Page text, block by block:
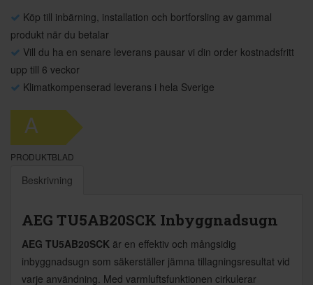
Köp till inbärning, installation och bortforsling av gammal
produkt när du betalar
Vill du ha en senare leverans pausar vi din order kostnadsfritt
upp till 6 veckor
Klimatkompenserad leverans i hela Sverige
A
PRODUKTBLAD
Beskrivning
AEG TU5AB20SCK Inbyggnadsugn
AEG TU5AB20SCK är en effektiv och mångsidig
inbyggnadsugn som säkerställer jämna tillagningsresultat vid
varje användning. Med varmluftsfunktionen cirkulerar